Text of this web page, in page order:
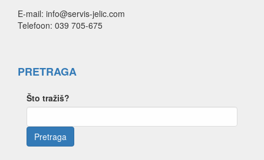
E-mail: info@servis-jelic.com
Telefoon: 039 705-675
PRETRAGA
Što tražiš?